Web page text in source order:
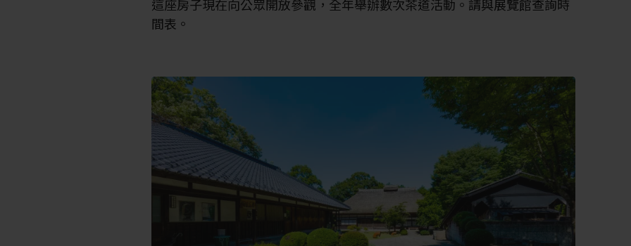
這座房子現在向公眾開放參觀，全年舉辦數次茶道活動。請與展覽館查詢時
間表。